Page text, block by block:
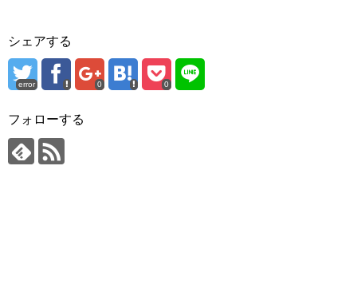
シェアする
error 0 0
フォローする